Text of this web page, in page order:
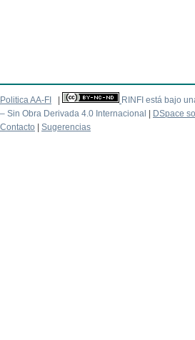
Politica AA-FI RINFI está bajo
– Sin Obra Derivada 4.0 Internacional
DSpace
Contacto
Sugerencias